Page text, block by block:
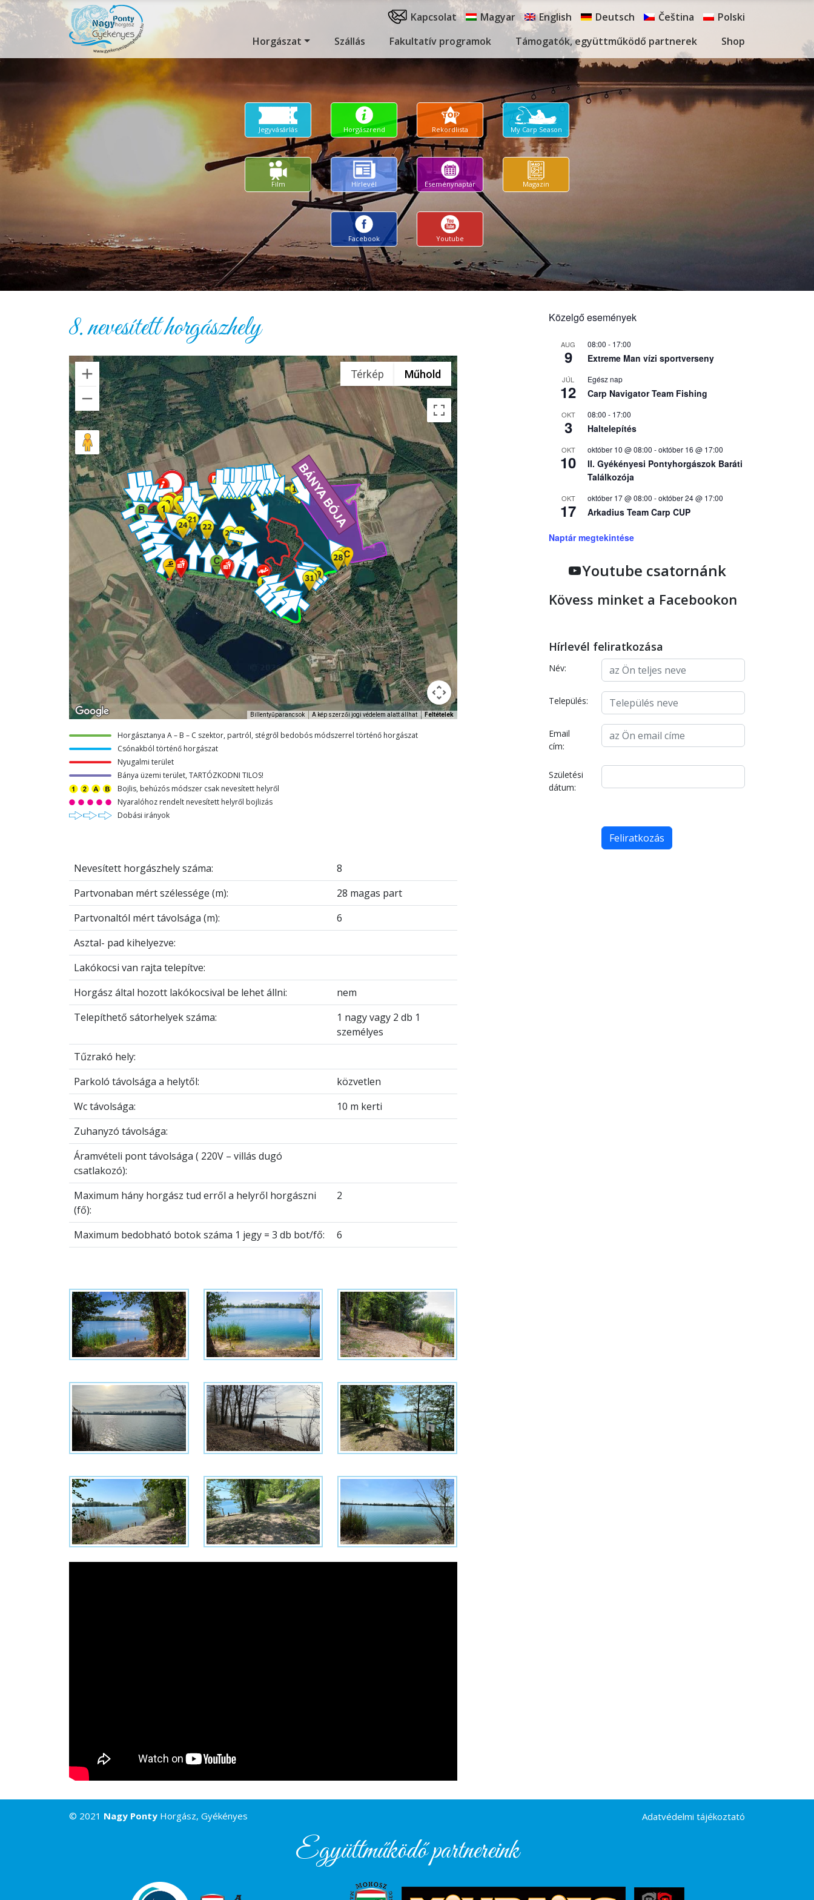
Horgászat Szállás Fakultatív programok Támogatók, együttműködő partnerek Shop
Kapcsolat Magyar English Deutsch Čeština Polski
Jegyvásárlás Horgászrend Rekordlista My Carp Season
Film Hírlevél Eseménynaptár Magazin
Facebook Youtube
8. nevesített horgászhely
Térkép Műhold
Billentyűparancsok A kép szerzői jogi védelem alatt állhat Feltételek
Horgásztanya A – B – C szektor, partról, stégről bedobós módszerrel történő horgászat
Csónakból történő horgászat
Nyugalmi terület
Bánya üzemi terület, TARTÓZKODNI TILOS!
Bojlis, behúzós módszer csak nevesített helyről
Nyaralóhoz rendelt nevesített helyről bojlizás
Dobási irányok
Nevesített horgászhely száma:
8
Partvonaban mért szélessége (m):
28 magas part
Partvonaltól mért távolsága (m):
6
Asztal- pad kihelyezve:
Lakókocsi van rajta telepítve:
Horgász által hozott lakókocsival be lehet állni:
nem
Telepíthető sátorhelyek száma:
1 nagy vagy 2 db 1
személyes
Tűzrakó hely:
Parkoló távolsága a helytől:
közvetlen
Wc távolsága:
10 m kerti
Zuhanyzó távolsága:
Áramvételi pont távolsága ( 220V – villás dugó
csatlakozó):
Maximum hány horgász tud erről a helyről horgászni
(fő):
2
Maximum bedobható botok száma 1 jegy = 3 db bot/fő: 6
Közelgő események
AUG
9
08:00 - 17:00
Extreme Man vízi sportverseny
JÚL
12
Egész nap
Carp Navigator Team Fishing
OKT
3
08:00 - 17:00
Haltelepítés
OKT
10
október 10 @ 08:00 -október 16 @ 17:00
II. Gyékényesi Pontyhorgászok Baráti
Találkozója
OKT
17
október 17 @ 08:00 -október 24 @ 17:00
Arkadius Team Carp CUP
Naptár megtekintése
Youtube csatornánk
Kövess minket a Facebookon
Hírlevél feliratkozása
Név:
Település:
Email
cím:
Születési
dátum:
© 2021 Nagy Ponty Horgász, Gyékényes Adatvédelmi tájékoztató
Együttműködő partnereink